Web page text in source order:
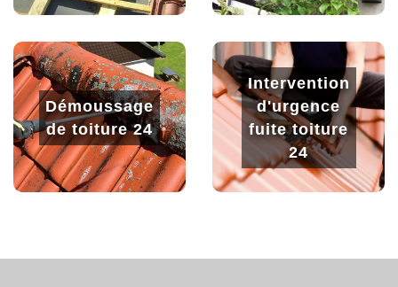
Démoussage
de toiture 24
Intervention
d'urgence
fuite toiture
24